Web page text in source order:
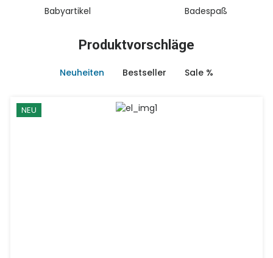
Babyartikel Badespaß
Produktvorschläge
Neuheiten Bestseller Sale %
NEU